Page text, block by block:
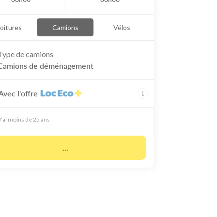
Camions Vélos
decamions
de déménagement
l'offre
moins de 25 ans